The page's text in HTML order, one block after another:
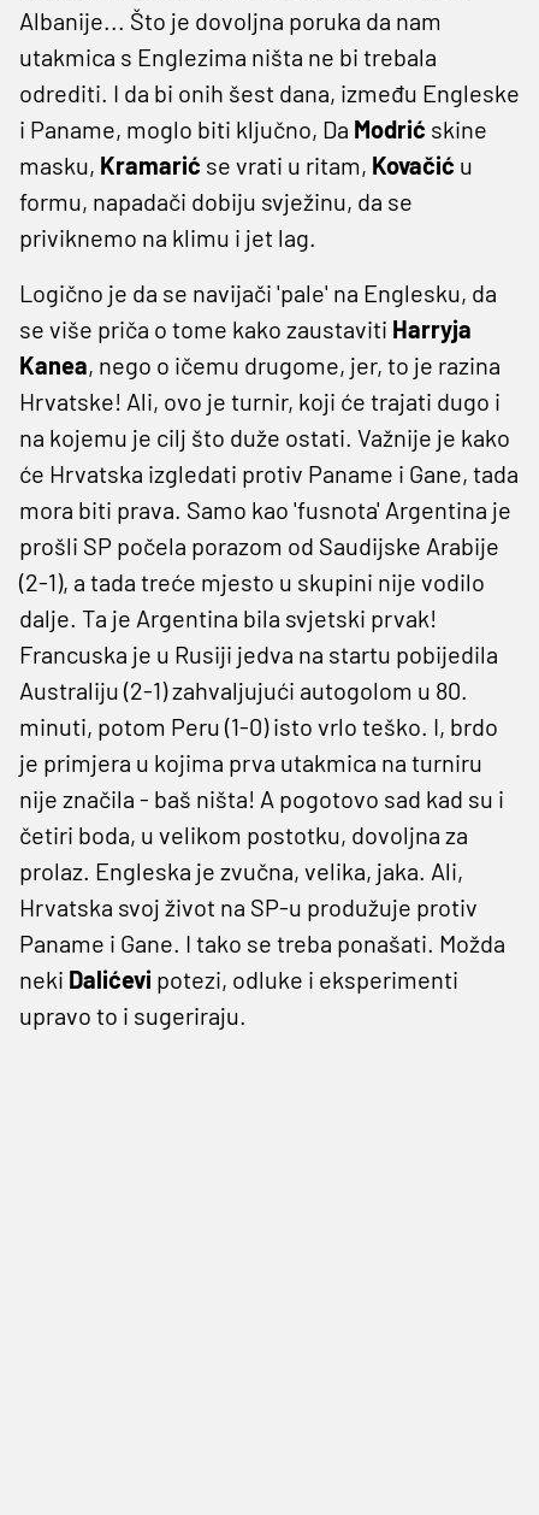
Albanije... Što je dovoljna poruka da nam
utakmica s Englezima ništa ne bi trebala
odrediti. I da bi onih šest dana, između Engleske
i Paname, moglo biti ključno, Da Modrić skine
masku, Kramarić se vrati u ritam, Kovačić u
formu, napadači dobiju svježinu, da se
priviknemo na klimu i jet lag.
Logično je da se navijači 'pale' na Englesku, da
se više priča o tome kako zaustaviti Harryja
Kanea, nego o ičemu drugome, jer, to je razina
Hrvatske! Ali, ovo je turnir, koji će trajati dugo i
na kojemu je cilj što duže ostati. Važnije je kako
će Hrvatska izgledati protiv Paname i Gane, tada
mora biti prava. Samo kao 'fusnota' Argentina je
prošli SP počela porazom od Saudijske Arabije
(2-1), a tada treće mjesto u skupini nije vodilo
dalje. Ta je Argentina bila svjetski prvak!
Francuska je u Rusiji jedva na startu pobijedila
Australiju (2-1) zahvaljujući autogolom u 80.
minuti, potom Peru (1-0) isto vrlo teško. I, brdo
je primjera u kojima prva utakmica na turniru
nije značila - baš ništa! A pogotovo sad kad su i
četiri boda, u velikom postotku, dovoljna za
prolaz. Engleska je zvučna, velika, jaka. Ali,
Hrvatska svoj život na SP-u produžuje protiv
Paname i Gane. I tako se treba ponašati. Možda
neki Dalićevi potezi, odluke i eksperimenti
upravo to i sugeriraju.